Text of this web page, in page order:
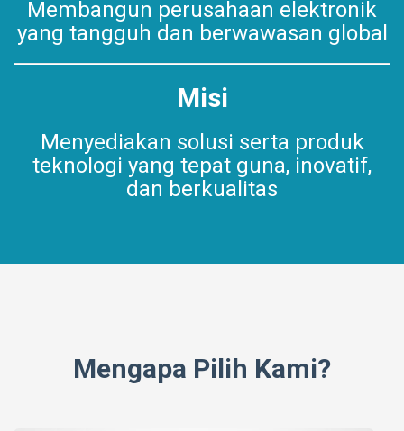
Membangun perusahaan elektronik
yang tangguh dan berwawasan global
Misi
Menyediakan solusi serta produk
teknologi yang tepat guna, inovatif,
dan berkualitas
Mengapa Pilih Kami?